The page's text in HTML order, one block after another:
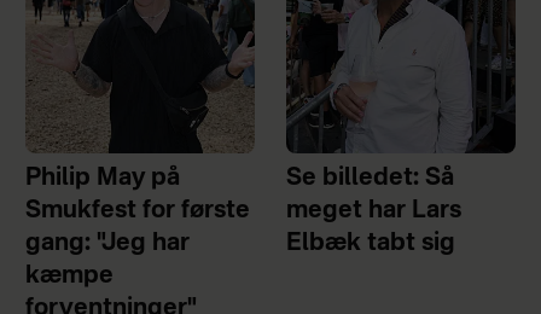
Philip May på
Smukfest for første
gang: "Jeg har
kæmpe
Se billedet: Så
meget har Lars
Elbæk tabt sig